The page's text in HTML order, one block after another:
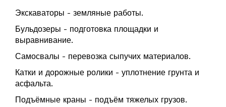
Экскаваторы - земляные работы.
Бульдозеры - подготовка площадки и
выравнивание.
Самосвалы - перевозка сыпучих материалов.
Катки и дорожные ролики - уплотнение грунта и
асфальта.
Подъёмные краны - подъём тяжелых грузов.